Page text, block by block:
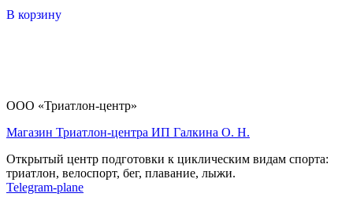
В корзину
ООО «Триатлон-центр»
Магазин Триатлон-центра ИП Галкина О. Н.
Открытый центр подготовки к циклическим видам спорта:
триатлон, велоспорт, бег, плавание, лыжи.
Telegram-plane